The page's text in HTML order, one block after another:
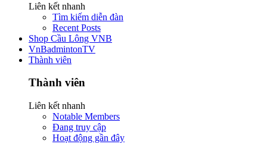
Liên kết nhanh
Tìm kiếm diễn đàn
Recent Posts
Shop Cầu Lông VNB
VnBadmintonTV
Thành viên
Thành viên
Liên kết nhanh
Notable Members
Đang truy cập
Hoạt động gần đây